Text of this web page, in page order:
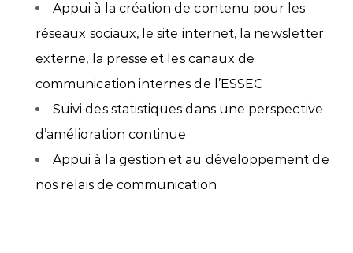
Appui à la création de contenu pour les
réseaux sociaux, le site internet, la newsletter
externe, la presse et les canaux de
communication internes de l’ESSEC
Suivi des statistiquesdans une perspective
d’amélioration continue
Appui à la gestion et au développement de
nos relais de communication